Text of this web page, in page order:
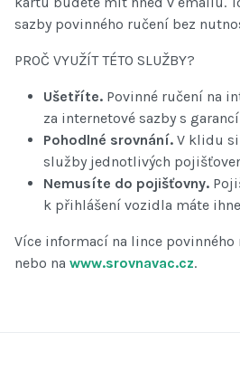
sazby povinného ručení bez
PROČ VYUŽÍT TÉTO SLUŽBY?
Ušetříte. Povinné ručení na
za internetové sazby s
Pohodlné srovnání. V klidu si
služby jednotlivých
Nemusíte do pojišťovny.
k přihlášení vozidla máte
Více informací na lince povinného
nebo na www.srovnavac.cz.